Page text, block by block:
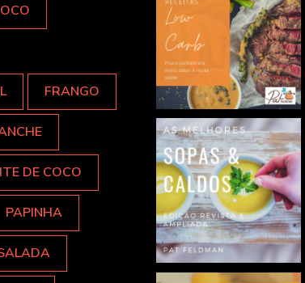
FRANGO
DE COCO
PAPINHA